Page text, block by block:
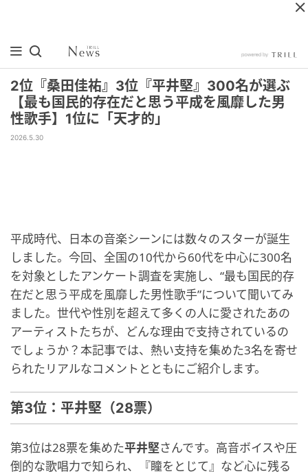
2位『桑田佳祐』3位『平井堅』300名が選ぶ
【最も国民的存在だと思う平成を風靡した男
性歌手】1位に「天才的」
2026.5.30
平成時代、日本の音楽シーンには数々のスターが誕生
しました。今回、全国の10代から60代を中心に300名
を対象としたアンケート調査を実施し、“最も国民的存
在だと思う平成を風靡した男性歌手”について聞いてみ
ました。世代や性別を超えて多くの人に愛されたあの
アーティストたちが、どんな理由で支持されているの
でしょうか？本記事では、熱い支持を集めた3名を寄せ
られたリアルなコメントとともにご紹介します。
第3位：平井堅（28票）
第3位は28票を集めた平井堅さんです。高音ボイスや圧
倒的な歌唱力で知られ、『瞳をとじて』など心に残る